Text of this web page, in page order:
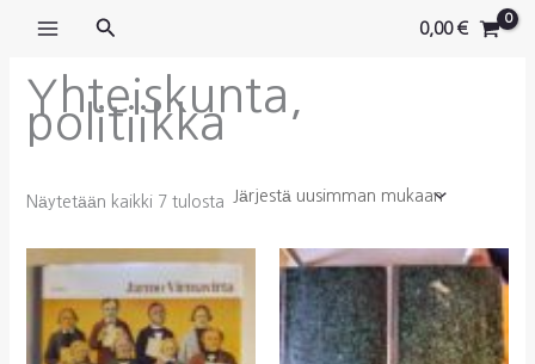
sisältöön
Hae 0,00€
Yhteiskunta,
politiikka
Näytetään kaikki 7 tulostaSorted